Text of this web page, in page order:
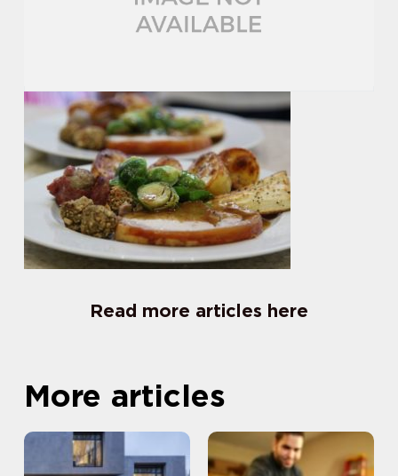
Read more articles here
More articles